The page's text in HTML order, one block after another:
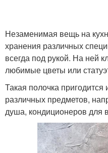
Незаменимая вещь на
хранения различных
всегда под рукой. На ней
любимые цветы или
Такая полочка
различных предметов,
душа, кондиционеров для